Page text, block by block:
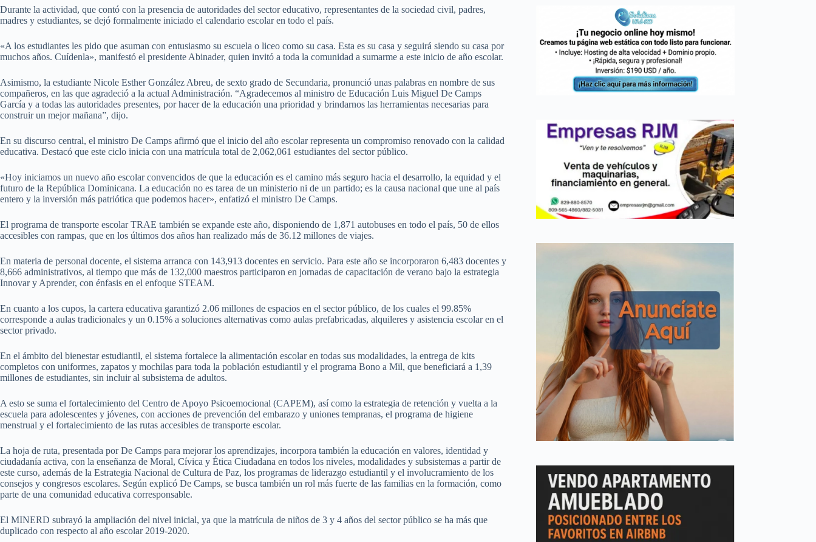
Durante la actividad, que contó con la presencia de autoridades del sector educativo, representantes de la sociedad civil, padres,
madres y estudiantes, se dejó formalmente iniciado el calendario escolar en todo el país.
«A los estudiantes les pido que asuman con entusiasmo su escuela o liceo como su casa. Esta es su casa y seguirá siendo su casa por
muchos años. Cuídenla», manifestó el presidente Abinader, quien invitó a toda la comunidad a sumarme a este inicio de año escolar.
Asimismo, la estudiante Nicole Esther González Abreu, de sexto grado de Secundaria, pronunció unas palabras en nombre de sus
compañeros, en las que agradeció a la actual Administración. “Agradecemos al ministro de Educación Luis Miguel De Camps
García y a todas las autoridades presentes, por hacer de la educación una prioridad y brindarnos las herramientas necesarias para
construir un mejor mañana”, dijo.
En su discurso central, el ministro De Camps afirmó que el inicio del año escolar representa un compromiso renovado con la calidad
educativa. Destacó que este ciclo inicia con una matrícula total de 2,062,061 estudiantes del sector público.
«Hoy iniciamos un nuevo año escolar convencidos de que la educación es el camino más seguro hacia el desarrollo, la equidad y el
futuro de la República Dominicana. La educación no es tarea de un ministerio ni de un partido; es la causa nacional que une al país
entero y la inversión más patriótica que podemos hacer», enfatizó el ministro De Camps.
El programa de transporte escolar TRAE también se expande este año, disponiendo de 1,871 autobuses en todo el país, 50 de ellos
accesibles con rampas, que en los últimos dos años han realizado más de 36.12 millones de viajes.
En materia de personal docente, el sistema arranca con 143,913 docentes en servicio. Para este año se incorporaron 6,483 docentes y
8,666 administrativos, al tiempo que más de 132,000 maestros participaron en jornadas de capacitación de verano bajo la estrategia
Innovar y Aprender, con énfasis en el enfoque STEAM.
En cuanto a los cupos, la cartera educativa garantizó 2.06 millones de espacios en el sector público, de los cuales el 99.85%
corresponde a aulas tradicionales y un 0.15% a soluciones alternativas como aulas prefabricadas, alquileres y asistencia escolar en el
sector privado.
En el ámbito del bienestar estudiantil, el sistema fortalece la alimentación escolar en todas sus modalidades, la entrega de kits
completos con uniformes, zapatos y mochilas para toda la población estudiantil y el programa Bono a Mil, que beneficiará a 1,39
millones de estudiantes, sin incluir al subsistema de adultos.
A esto se suma el fortalecimiento del Centro de Apoyo Psicoemocional (CAPEM), así como la estrategia de retención y vuelta a la
escuela para adolescentes y jóvenes, con acciones de prevención del embarazo y uniones tempranas, el programa de higiene
menstrual y el fortalecimiento de las rutas accesibles de transporte escolar.
La hoja de ruta, presentada por De Camps para mejorar los aprendizajes, incorpora también la educación en valores, identidad y
ciudadanía activa, con la enseñanza de Moral, Cívica y Ética Ciudadana en todos los niveles, modalidades y subsistemas a partir de
este curso, además de la Estrategia Nacional de Cultura de Paz, los programas de liderazgo estudiantil y el involucramiento de los
consejos y congresos escolares. Según explicó De Camps, se busca también un rol más fuerte de las familias en la formación, como
parte de una comunidad educativa corresponsable.
El MINERD subrayó la ampliación del nivel inicial, ya que la matrícula de niños de 3 y 4 años del sector público se ha más que
duplicado con respecto al año escolar 2019-2020.